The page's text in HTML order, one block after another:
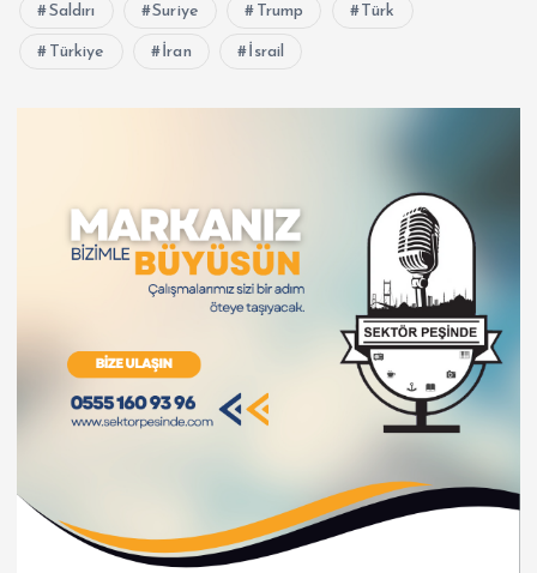
Saldırı Suriye Trump Türk
Türkiye İran İsrail